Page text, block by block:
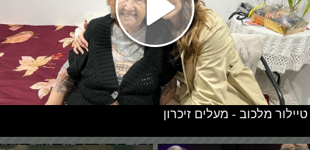
טיילור מלכוב - מעלים זיכרון